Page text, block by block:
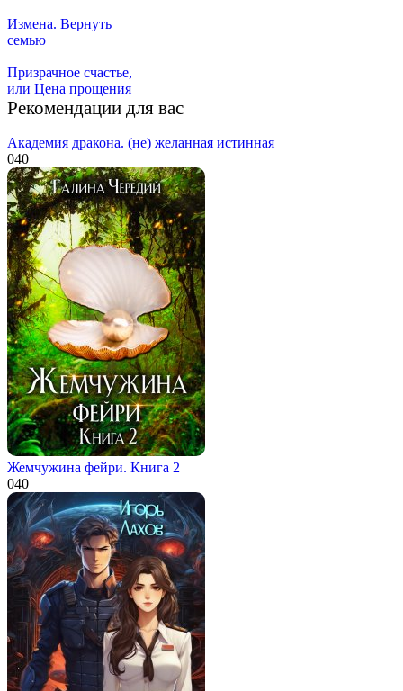
Измена. Вернуть
семью
Призрачное счастье,
или Цена прощения
Рекомендации для вас
Академия дракона. (не) желанная истинная
040
Жемчужина фейри. Книга 2
040